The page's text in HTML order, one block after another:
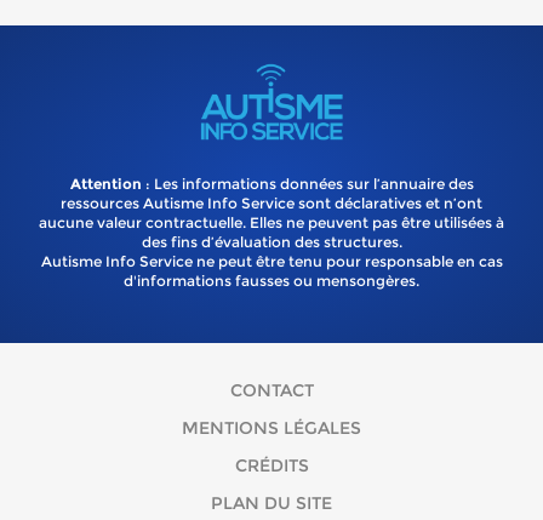
Attention : Les informations données sur l’annuaire des
ressources Autisme Info Service sont déclaratives et n’ont
aucune valeur contractuelle. Elles ne peuvent pas être utilisées à
des fins d’évaluation des structures.
Autisme Info Service ne peut être tenu pour responsable en cas
d'informations fausses ou mensongères.
CONTACT
MENTIONS LÉGALES
CRÉDITS
PLAN DU SITE